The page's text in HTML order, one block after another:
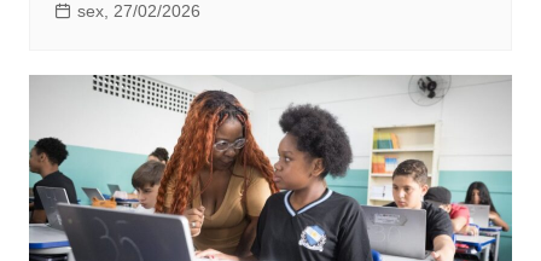
sex, 27/02/2026